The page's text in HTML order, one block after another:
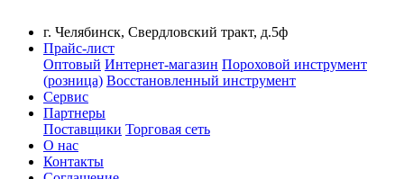
г. Челябинск, Свердловский тракт, д.5ф
Прайс-лист
Оптовый Интернет-магазин Пороховой инструмент
(розница) Восстановленный инструмент
Сервис
Партнеры
Поставщики Торговая сеть
О нас
Контакты